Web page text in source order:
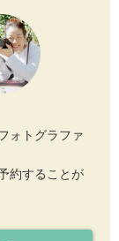
ォトグラファ
約することが